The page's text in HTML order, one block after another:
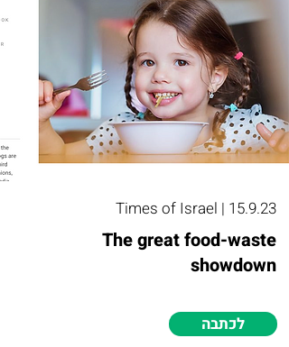
Times of Israel | 15.9.23
The great food-waste
showdown
לכתבה